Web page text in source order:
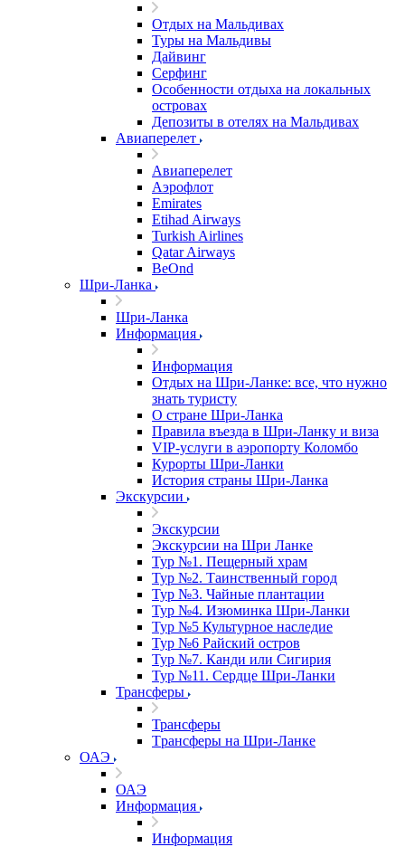
Отдых на Мальдивах
Туры на Мальдивы
Дайвинг
Серфинг
Особенности отдыха на локальных
островах
Депозиты в отелях на Мальдивах
Авиаперелет
Авиаперелет
Аэрофлот
Emirates
Etihad Airways
Turkish Airlines
Qatar Airways
BeOnd
Шри-Ланка
Шри-Ланка
Информация
Информация
Отдых на Шри-Ланке: все, что нужно
знать туристу
О стране Шри-Ланка
Правила въезда в Шри-Ланку и виза
VIP-услуги в аэропорту Коломбо
Курорты Шри-Ланки
История страны Шри-Ланка
Экскурсии
Экскурсии
Экскурсии на Шри Ланке
Тур №1. Пещерный храм
Тур №2. Таинственный город
Тур №3. Чайные плантации
Тур №4. Изюминка Шри-Ланки
Тур №5 Культурное наследие
Тур №6 Райский остров
Тур №7. Канди или Сигирия
Тур №11. Сердце Шри-Ланки
Трансферы
Трансферы
Tрансферы на Шри-Ланке
ОАЭ
ОАЭ
Информация
Информация